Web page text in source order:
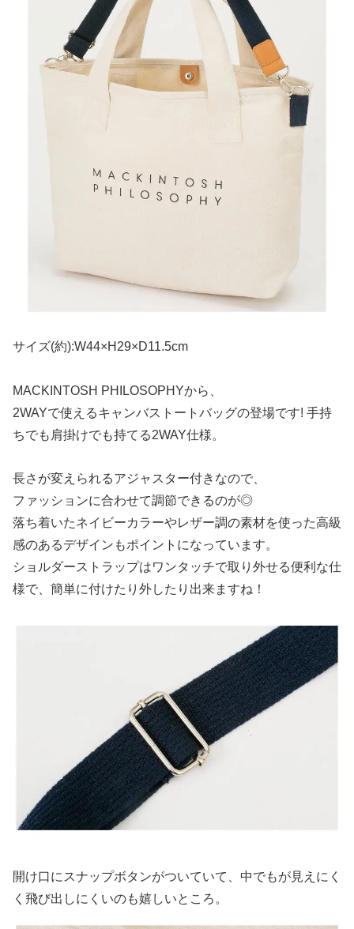
サイズ(約):W44×H29×D11.5cm
MACKINTOSH PHILOSOPHYから、
2WAYで使えるキャンバストートバッグの登場です! 手持
ちでも肩掛けでも持てる2WAY仕様。
長さが変えられるアジャスター付きなので、
ファッションに合わせて調節できるのが◎
落ち着いたネイビーカラーやレザー調の素材を使った高級
感のあるデザインもポイントになっています。
ショルダーストラップはワンタッチで取り外せる便利な仕
様で、簡単に付けたり外したり出来ますね！
開け口にスナップボタンがついていて、中でもが見えにく
く飛び出しにくいのも嬉しいところ。